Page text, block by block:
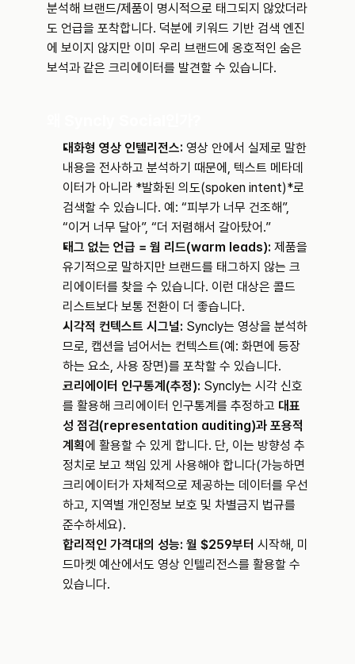
분석해 브랜드/제품이 명시적으로 태그되지 않았더라
도 언급을 포착합니다. 덕분에 키워드 기반 검색 엔진
에 보이지 않지만 이미 우리 브랜드에 옹호적인 숨은
보석과 같은 크리에이터를 발견할 수 있습니다.
대화형 영상 인텔리전스: 영상 안에서 실제로 말한
내용을 전사하고 분석하기 때문에, 텍스트 메타데
이터가 아니라 *발화된 의도(spoken intent)*로
검색할 수 있습니다. 예: “피부가 너무 건조해”,
“이거 너무 달아”, “더 저렴해서 갈아탔어.”
태그 없는 언급 = 웜 리드(warm leads): 제품을
유기적으로 말하지만 브랜드를 태그하지 않는 크
리에이터를 찾을 수 있습니다. 이런 대상은 콜드
리스트보다 보통 전환이 더 좋습니다.
시각적 컨텍스트 시그널: Syncly는 영상을 분석하
므로, 캡션을 넘어서는 컨텍스트(예: 화면에 등장
하는 요소, 사용 장면)를 포착할 수 있습니다.
크리에이터 인구통계(추정): Syncly는 시각 신호
를 활용해 크리에이터 인구통계를 추정하고 대표
성 점검(representation auditing)과 포용적
계획에 활용할 수 있게 합니다. 단, 이는 방향성 추
정치로 보고 책임 있게 사용해야 합니다(가능하면
크리에이터가 자체적으로 제공하는 데이터를 우선
하고, 지역별 개인정보 보호 및 차별금지 법규를
준수하세요).
합리적인 가격대의 성능: 월 $259부터 시작해, 미
드마켓 예산에서도 영상 인텔리전스를 활용할 수
있습니다.